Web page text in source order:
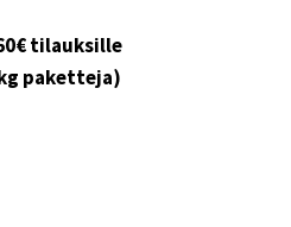
tilauksille
paketteja)